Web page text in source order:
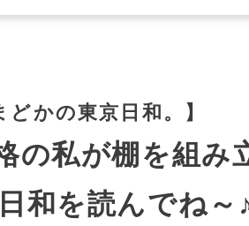
どかの東京日和。】
の私が棚を組
和を読んでね～♪